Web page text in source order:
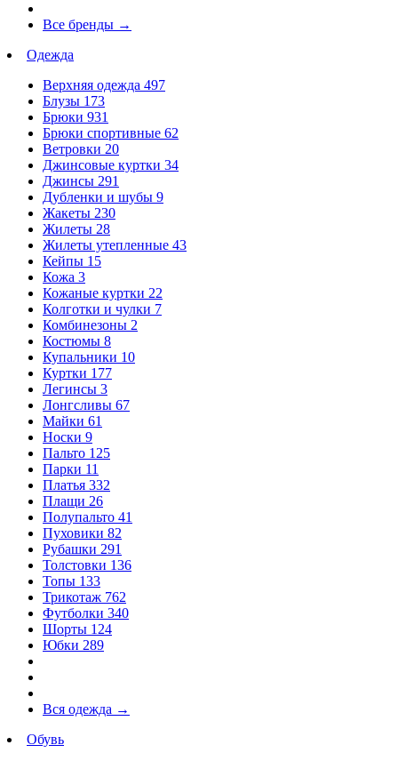
Все бренды →
Одежда
Верхняя одежда 497
Блузы 173
Брюки 931
Брюки спортивные 62
Ветровки 20
Джинсовые куртки 34
Джинсы 291
Дубленки и шубы 9
Жакеты 230
Жилеты 28
Жилеты утепленные 43
Кейпы 15
Кожа 3
Кожаные куртки 22
Колготки и чулки 7
Комбинезоны 2
Костюмы 8
Купальники 10
Куртки 177
Легинсы 3
Лонгсливы 67
Майки 61
Носки 9
Пальто 125
Парки 11
Платья 332
Плащи 26
Полупальто 41
Пуховики 82
Рубашки 291
Толстовки 136
Топы 133
Трикотаж 762
Футболки 340
Шорты 124
Юбки 289
Вся одежда →
Обувь